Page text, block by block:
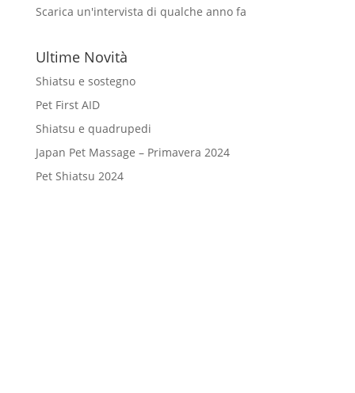
Scarica un'intervista di qualche anno fa
Ultime Novità
Shiatsu e sostegno
Pet First AID
Shiatsu e quadrupedi
Japan Pet Massage – Primavera 2024
Pet Shiatsu 2024